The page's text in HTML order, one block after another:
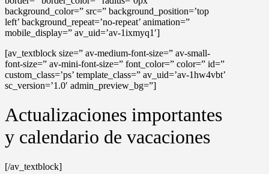
background_color=” src=” background_position=’top
left’ background_repeat=’no-repeat’ animation=”
mobile_display=” av_uid=’av-1ixmyq1′]
[av_textblock size=” av-medium-font-size=” av-small-
font-size=” av-mini-font-size=” font_color=” color=” id=”
custom_class=’ps’ template_class=” av_uid=’av-1hw4vbt’
sc_version=’1.0′ admin_preview_bg=”]
Actualizaciones importantes
y calendario de vacaciones
[/av_textblock]